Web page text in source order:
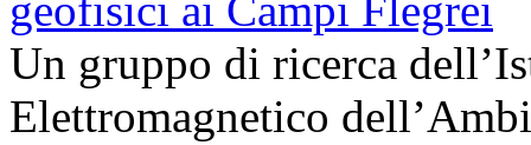
Un gruppo di ricerca
Elettromagnetico